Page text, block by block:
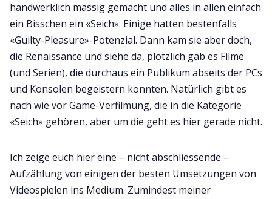
handwerklich mässig gemacht und alles in allen einfach
ein Bisschen ein «Seich». Einige hatten bestenfalls
«Guilty-Pleasure»-Potenzial. Dann kam sie aber doch,
die Renaissance und siehe da, plötzlich gab es Filme
(und Serien), die durchaus ein Publikum abseits der PCs
und Konsolen begeistern konnten. Natürlich gibt es
nach wie vor Game-Verfilmung, die in die Kategorie
«Seich» gehören, aber um die geht es hier gerade nicht.
Ich zeige euch hier eine – nicht abschliessende –
Aufzählung von einigen der besten Umsetzungen von
Videospielen ins Medium. Zumindest meiner